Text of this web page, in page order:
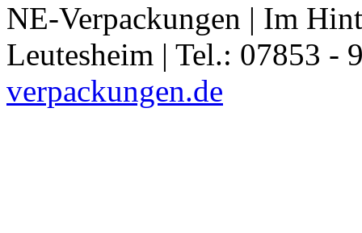
NE-Verpackungen | Im
Leutesheim | Tel.: 07853 -
verpackungen.de